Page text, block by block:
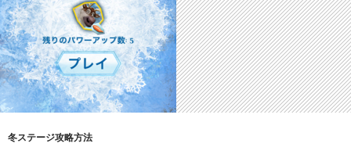
ッ
プ
冬ステージ攻略方法